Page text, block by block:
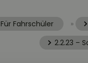
Für Fahrschüler »
2.2.23 –